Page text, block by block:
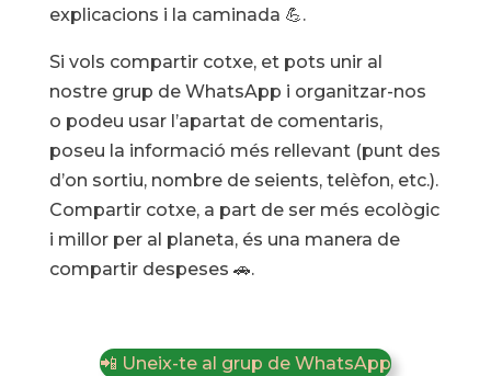
explicacions i la caminada 💪.
Si vols compartir cotxe, et pots unir al
nostre grup de WhatsApp i organitzar-nos
o podeu usar l’apartat de comentaris,
poseu la informació més rellevant (punt des
d’on sortiu, nombre de seients, telèfon, etc.).
Compartir cotxe, a part de ser més ecològic
i millor per al planeta, és una manera de
compartir despeses 🚗.
📲 Uneix-te al grup de WhatsApp